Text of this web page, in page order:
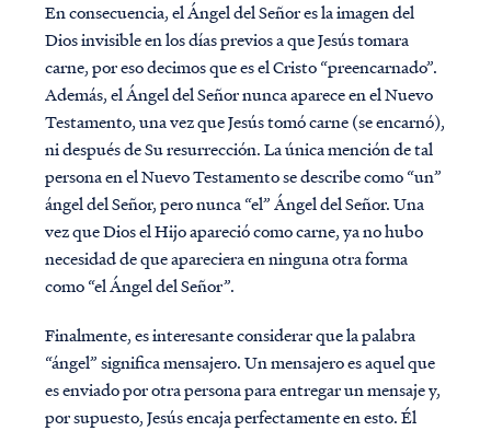
En consecuencia, el Ángel del Señor es la imagen del
Dios invisible en los días previos a que Jesús tomara
carne, por eso decimos que es el Cristo “preencarnado”.
Además, el Ángel del Señor nunca aparece en el Nuevo
Testamento, una vez que Jesús tomó carne (se encarnó),
ni después de Su resurrección. La única mención de tal
persona en el Nuevo Testamento se describe como “un”
ángel del Señor, pero nunca “el” Ángel del Señor. Una
vez que Dios el Hijo apareció como carne, ya no hubo
necesidad de que apareciera en ninguna otra forma
como “el Ángel del Señor”.
Finalmente, es interesante considerar que la palabra
“ángel” significa mensajero. Un mensajero es aquel que
es enviado por otra persona para entregar un mensaje y,
por supuesto, Jesús encaja perfectamente en esto. Él